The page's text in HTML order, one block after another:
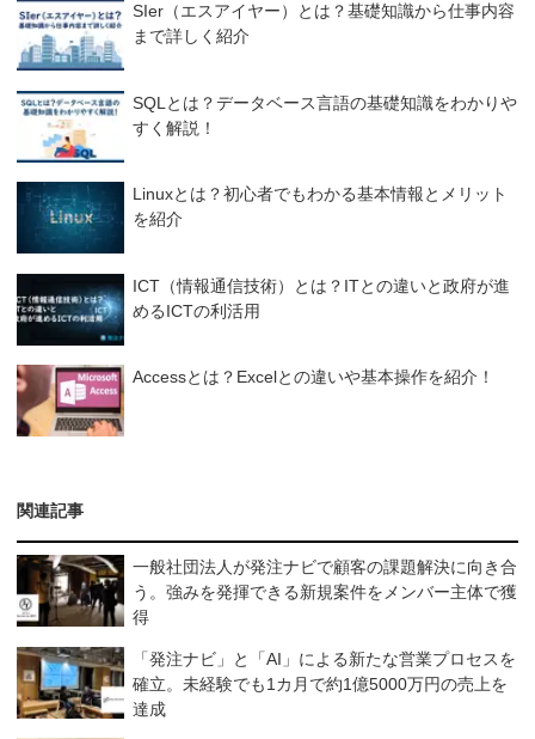
SIer（エスアイヤー）とは？基礎知識から仕事内容
まで詳しく紹介
SQLとは？データベース言語の基礎知識をわかりや
すく解説！
Linuxとは？初心者でもわかる基本情報とメリット
を紹介
ICT（情報通信技術）とは？ITとの違いと政府が進
めるICTの利活用
Accessとは？Excelとの違いや基本操作を紹介！
関連記事
一般社団法人が発注ナビで顧客の課題解決に向き合
う。強みを発揮できる新規案件をメンバー主体で獲
得
「発注ナビ」と「AI」による新たな営業プロセスを
確立。未経験でも1カ月で約1億5000万円の売上を
達成